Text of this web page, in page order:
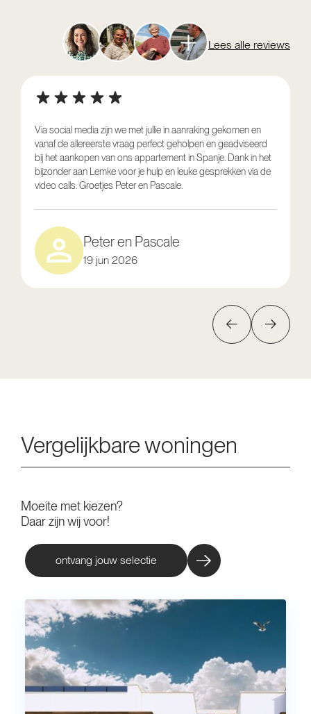
Lees alle reviews
Via social media zijn we met jullie in aanraking gekomen en
vanaf de allereerste vraag perfect geholpen en geadviseerd
bij het aankopen van ons appartement in Spanje. Dank in het
bijzonder aan Lemke voor je hulp en leuke gesprekken via de
video calls. Groetjes Peter en Pascale.
Peter en Pascale
19 jun 2026
Vergelijkbare woningen
Moeite met kiezen?
Daar zijn wij voor!
ontvang jouw selectie